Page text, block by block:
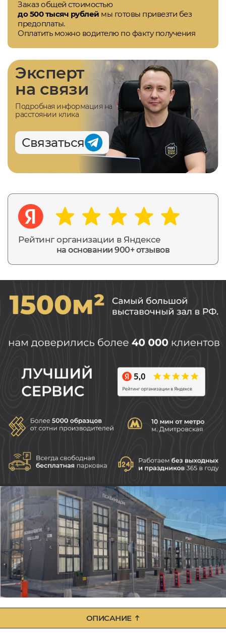
Заказ общей стоимостью
до 500 тысяч рублей мы готовы привезти без
предоплаты.
Оплатить можно водителю по факту получения
Рейтинг организации в Яндексе
на основании 900+ отзывов
Эксперт
на связи
Подробная информация на
расстоянии клика
Связаться
ОПИСАНИЕ